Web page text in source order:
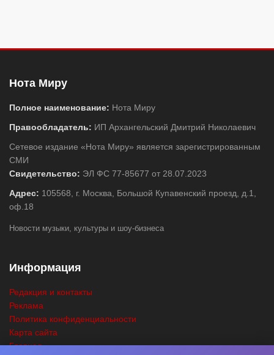
Нота Миру
Полное наименование: Нота Миру
Правообладатель: ИП Архангельский Дмитрий Николаевич
Сетевое издание «Нота Миру» является зарегистрированным
СМИ
Свидетельство: ЭЛ ФС 77-85677 от 28.07.2023
Адрес: 105568, г. Москва, Большой Купавенский проезд, д.1,
оф.18
Новости музыки, культуры и шоу-бизнеса
Информация
Редакция и контакты
Реклама
Политика конфиденциальности
Карта сайта
Главная